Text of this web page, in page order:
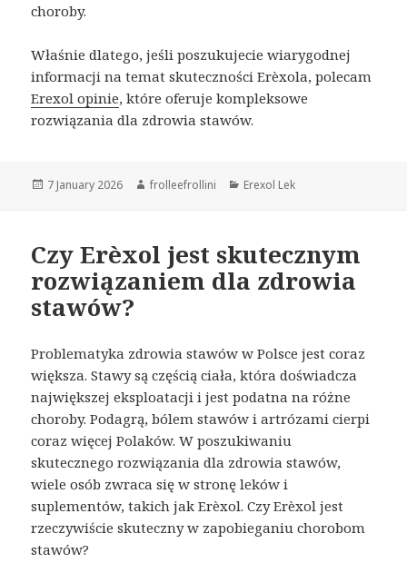
choroby.
Właśnie dlatego, jeśli poszukujecie wiarygodnej
informacji na temat skuteczności Erèxola, polecam
Erexol opinie, które oferuje kompleksowe
rozwiązania dla zdrowia stawów.
Posted
7 January 2026 Author
frolleefrollini Categories
Erexol Lek
Czy Erèxol jest skutecznym
rozwiązaniem dla zdrowia
stawów?
Problematyka zdrowia stawów w Polsce jest coraz
większa. Stawy są częścią ciała, która doświadcza
największej eksploatacji i jest podatna na różne
choroby. Podagrą, bólem stawów i artrózami cierpi
coraz więcej Polaków. W poszukiwaniu
skutecznego rozwiązania dla zdrowia stawów,
wiele osób zwraca się w stronę leków i
suplementów, takich jak Erèxol. Czy Erèxol jest
rzeczywiście skuteczny w zapobieganiu chorobom
stawów?